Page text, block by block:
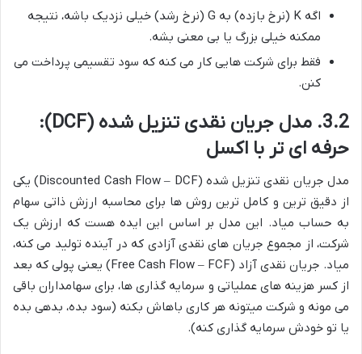
اگه K (نرخ بازده) به G (نرخ رشد) خیلی نزدیک باشه، نتیجه
ممکنه خیلی بزرگ یا بی معنی بشه.
فقط برای شرکت هایی کار می کنه که سود تقسیمی پرداخت می
کنن.
3.2. مدل جریان نقدی تنزیل شده (DCF):
حرفه ای تر با اکسل
مدل جریان نقدی تنزیل شده (Discounted Cash Flow – DCF) یکی
از دقیق ترین و کامل ترین روش ها برای محاسبه ارزش ذاتی سهام
به حساب میاد. این مدل بر اساس این ایده هست که ارزش یک
شرکت، از مجموع جریان های نقدی آزادی که در آینده تولید می کنه،
میاد. جریان نقدی آزاد (Free Cash Flow – FCF) یعنی پولی که بعد
از کسر هزینه های عملیاتی و سرمایه گذاری ها، برای سهامداران باقی
می مونه و شرکت میتونه هر کاری باهاش بکنه (سود بده، بدهی بده
یا تو خودش سرمایه گذاری کنه).